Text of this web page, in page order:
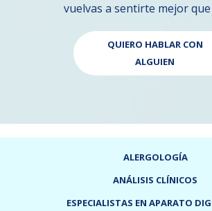
vuelvas a sentirte mejor que
QUIERO HABLAR CON
ALGUIEN
ALERGOLOGÍA
ANÁLISIS CLÍNICOS
ESPECIALISTAS EN APARATO